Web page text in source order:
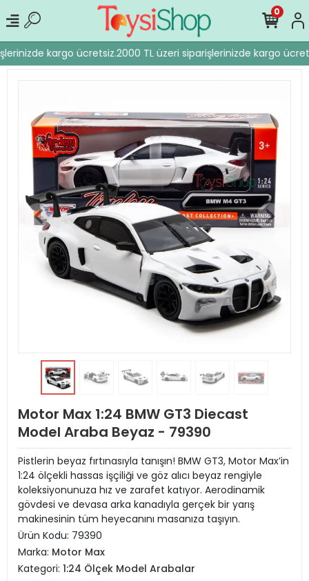
kargo ücretsiz.2000 TL üzeri siparişlerinizde kargo
0
Motor Max 1:24 BMW GT3 Diecast
Model Araba Beyaz - 79390
Pistlerin beyaz fırtınasıyla tanışın! BMW GT3, Motor Max’in
1:24 ölçekli hassas işçiliği ve göz alıcı beyaz rengiyle
koleksiyonunuza hız ve zarafet katıyor. Aerodinamik
gövdesi ve devasa arka kanadıyla gerçek bir yarış
makinesinin tüm heyecanını masanıza taşıyın.
Ürün Kodu: 79390
Marka: Motor Max
Kategori: 1:24 Ölçek Model Arabalar